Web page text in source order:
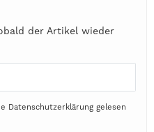
der Artikel wieder
Daten­schutz­erklärunggelesen